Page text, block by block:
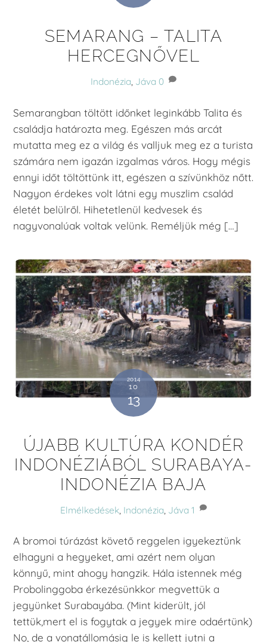
SEMARANG – TALITA
HERCEGNŐVEL
Indonézia, Jáva 0
Semarangban töltött időnket leginkább Talita és
családja határozta meg. Egészen más arcát
mutatta meg ez a világ és valljuk meg ez a turista
számára nem igazán izgalmas város. Hogy mégis
ennyi időt töltöttünk itt, egészen a szívünkhöz nőtt.
Nagyon érdekes volt látni egy muszlim család
életét belülről. Hihetetlenül kedvesek és
nagyvonalúak voltak velünk. Reméljük még […]
2014
10
13
ÚJABB KULTÚRA KONDÉR
INDONÉZIÁBÓL SURABAYA-
INDONÉZIA BAJA
Elmélkedések, Indonézia, Jáva 1
A bromoi túrázást követő reggelen igyekeztünk
elhagyni a hegyeket, ami azért nem olyan
könnyű, mint ahogy hangzik. Hála istennek még
Probolinggoba érkezésünkkor megvettük a
jegyünket Surabayába. (Mint kiderült, jól
tettük,mert el is fogytak a jegyek mire odaértünk)
No, de a vonatállomásig le is kellett jutni a